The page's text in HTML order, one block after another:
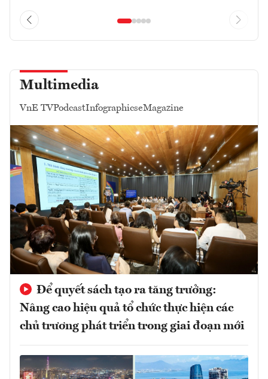
Multimedia
VnE TVPodcastInfographicseMagazine
Để quyết sách tạo ra tăng trưởng:
Nâng cao hiệu quả tổ chức thực hiện các
chủ trương phát triển trong giai đoạn mới